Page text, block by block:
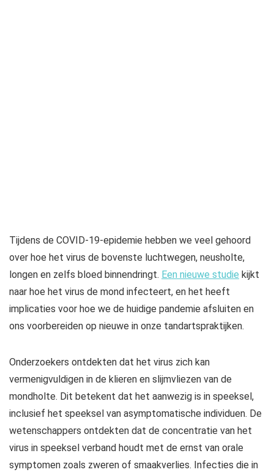
Tijdens de COVID-19-epidemie hebben we veel gehoord
over hoe het virus de bovenste luchtwegen, neusholte,
longen en zelfs bloed binnendringt. Een nieuwe studie kijkt
naar hoe het virus de mond infecteert, en het heeft
implicaties voor hoe we de huidige pandemie afsluiten en
ons voorbereiden op nieuwe in onze tandartspraktijken.
Onderzoekers ontdekten dat het virus zich kan
vermenigvuldigen in de klieren en slijmvliezen van de
mondholte. Dit betekent dat het aanwezig is in speeksel,
inclusief het speeksel van asymptomatische individuen. De
wetenschappers ontdekten dat de concentratie van het
virus in speeksel verband houdt met de ernst van orale
symptomen zoals zweren of smaakverlies. Infecties die in